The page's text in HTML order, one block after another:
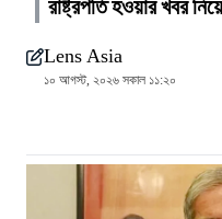
রাষ্ট্রপতি হওয়ার খবর
Lens Asia
১০ আগস্ট, ২০২৬ সকাল ১১:২০